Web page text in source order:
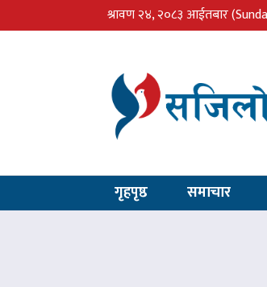
श्रावण २४, २०८३ आईतबार
गृहपृष्ठ समाचार